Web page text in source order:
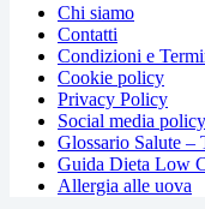
Chi siamo
Contatti
Condizioni e
Cookie policy
Privacy Policy
Social media policy
Glossario Salute –
Guida Dieta Low
Allergia alle uova